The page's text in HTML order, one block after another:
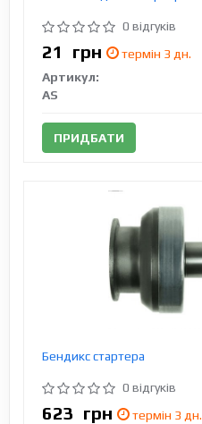
0 відгуків
21 грн
термін 3 дн.
Артикул:
AS
ПРИДБАТИ
Бендикс стартера
0 відгуків
623 грн
термін 3 дн.